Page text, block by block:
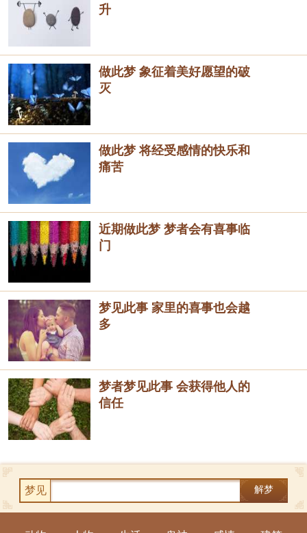
升
做此梦 象征着美好愿望的破
灭
做此梦 将经受感情的快乐和
痛苦
近期做此梦 梦者会有喜事临
门
梦见此事 家里的喜事也会越
多
梦者梦见此事 会获得他人的
信任
梦见 解梦